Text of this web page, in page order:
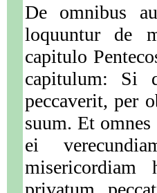
De omnibus
loquuntur de
capitulo
capitulum: Si
peccaverit, per
suum. Et
ei